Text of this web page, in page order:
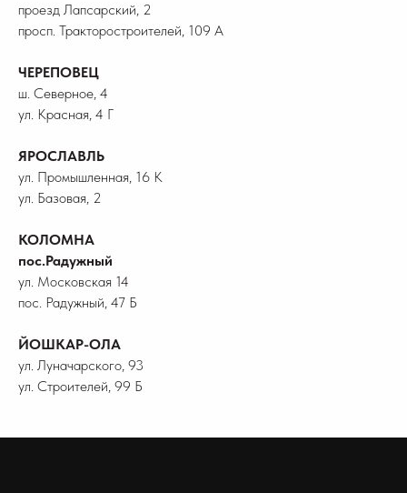
проезд Лапсарский, 2
просп. Тракторостроителей, 109 А
ЧЕРЕПОВЕЦ
ш. Северное, 4
ул. Красная, 4 Г
ЯРОСЛАВЛЬ
ул. Промышленная, 16 К
ул. Базовая, 2
КОЛОМНА
пос.Радужный
ул. Московская 14
пос. Радужный, 47 Б
ЙОШКАР-ОЛА
ул. Луначарского, 93
ул. Строителей, 99 Б